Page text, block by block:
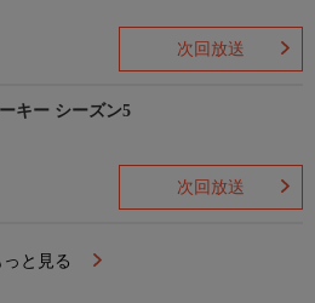
次回放送
キー シーズン5
次回放送
っと見る